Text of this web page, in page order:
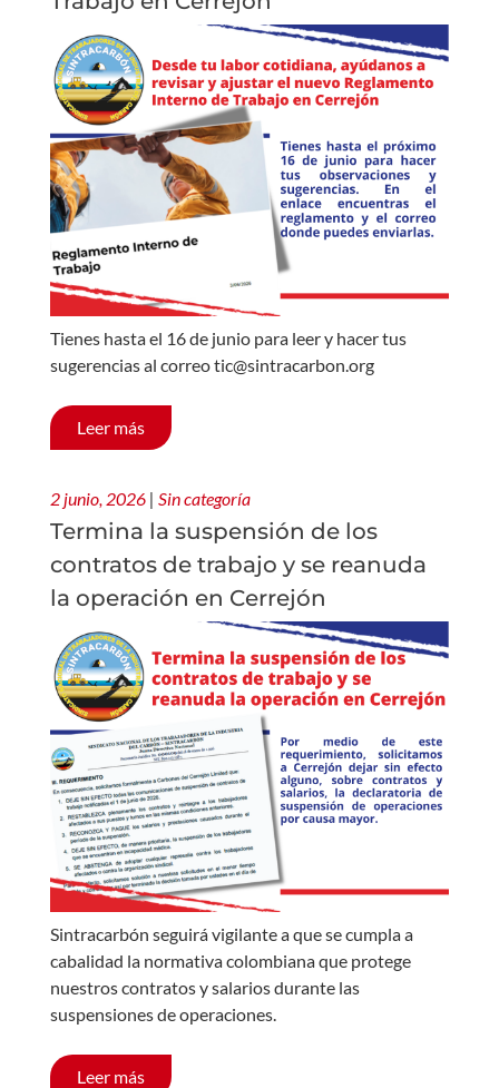
Tienes hasta el 16 de junio para leer y hacer tus
sugerencias al correo tic@sintracarbon.org
Leer más
2 junio, 2026 | Sin categoría
Termina la suspensión de los
contratos de trabajo y se reanuda
la operación en Cerrejón
Sintracarbón seguirá vigilante a que se cumpla a
cabalidad la normativa colombiana que protege
nuestros contratos y salarios durante las
suspensiones de operaciones.
Leer más